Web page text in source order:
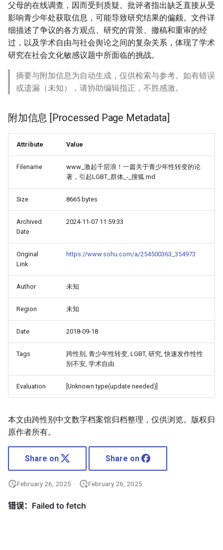
父母的在线调查，因而受到质疑。批评者指出缺乏直接从受
影响青少年处获取信息，可能导致研究结果的偏颇。文件详
细描述了争议的各方观点、研究的背景、撤稿和重审的经
过，以及学术自由与社会舆论之间的复杂关系，体现了学术
研究在社会文化敏感议题中所面临的挑战。
摘要与附加信息为自动生成，仅供检索与参考。如有错误
或遗漏（未知），请协助编辑指正，不胜感激。
附加信息 [Processed Page Metadata]
Attribute Value
Filename
www_激起千层浪！一篇关于青少年性转变的论
著，引起LGBT_群体_-_搜狐.md
Size 8665 bytes
Archived
Date
2024-11-07 11:59:33
Original
Link
https://www.sohu.com/a/254500363_354973
Author 未知
Region 未知
Date 2018-09-18
Tags
跨性别, 青少年性转变, LGBT, 研究, 快速发作性性
别不安, 学术自由
Evaluation [Unknown type(update needed)]
本文由跨性别中文数字档案馆归档整理，仅供浏览。版权归
原作者所有。
Share on Share on
February 26, 2025 February 26, 2025